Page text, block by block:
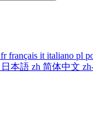
fr français it italiano pl
日本語 zh 简体中文